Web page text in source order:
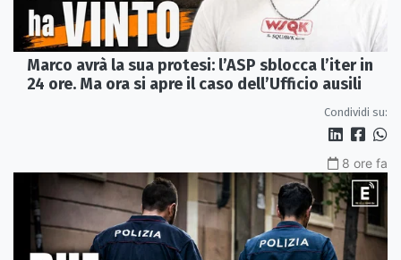
Marco avrà la sua protesi: l’ASP sblocca l’iter in
24 ore. Ma ora si apre il caso dell’Ufficio ausili
Condividi su:
8 ore fa